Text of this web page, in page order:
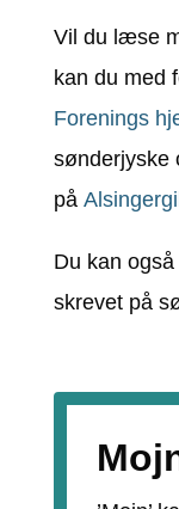
Vil du læse
kan du med
Forenings
sønderjyske
på
Du kan
skrevet på